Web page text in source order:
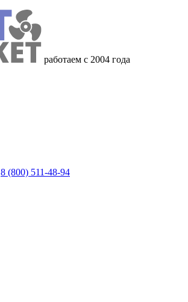
работаем с 2004 года
8 (800) 511-48-94